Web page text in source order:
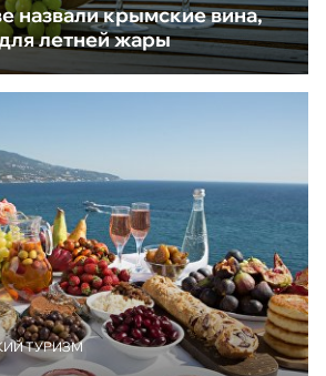
назвали крымские вина,
летней жары
ТУРИЗМ